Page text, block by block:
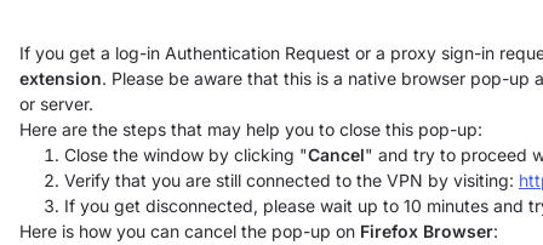
If you get a log-in Authentication Request or a proxy sign-in
extension. Please be aware that this is a native browser pop-
or server.
Here are the steps that may help you to close this pop-up:
Close the window by clicking "Cancel" and try to proceed
Verify that you are still connected to the VPN by visiting:
If you get disconnected, please wait up to 10 minutes and
Here is how you can cancel the pop-up on Firefox Browser: